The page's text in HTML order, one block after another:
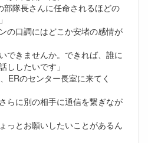
隊長さんに任命されるほどの
の口調にはどこか安堵の感情が
できませんか。できれば、誰に
ししたいです」
ERのセンター長室に来てく
らに別の相手に通信を繋ぎなが
っとお願いしたいことがあるん